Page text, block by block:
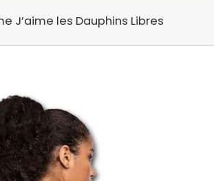
J’aime les Dauphins Libres